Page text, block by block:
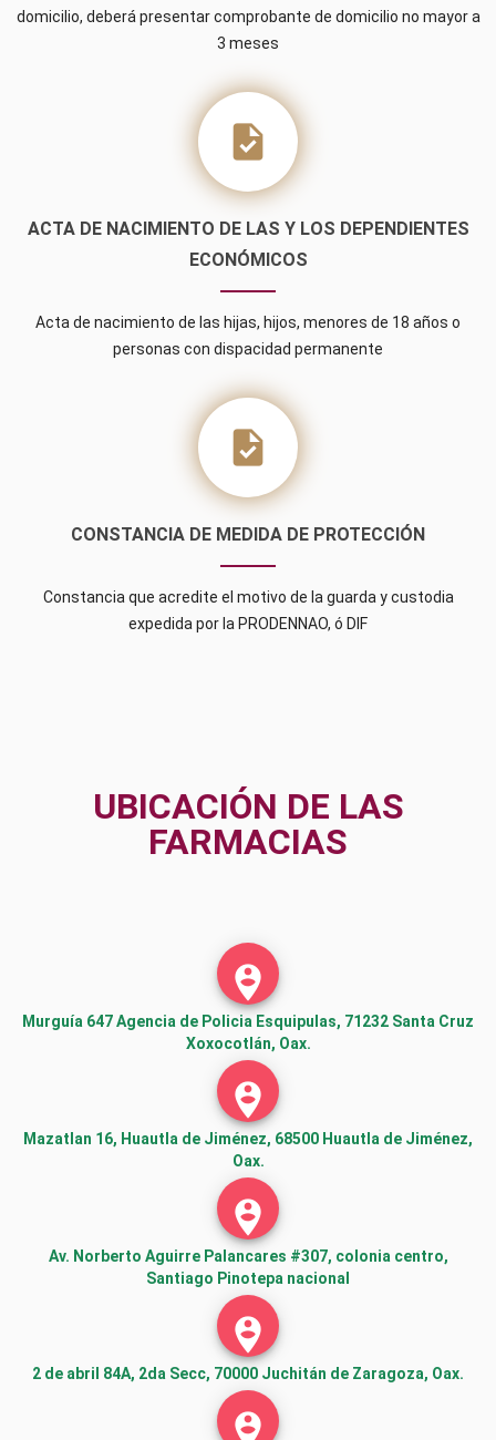
domicilio, deberá presentar comprobante de domicilio no mayor a
3 meses
task
ACTA DE NACIMIENTO DE LAS Y LOS DEPENDIENTES
ECONÓMICOS
Acta de nacimiento de las hijas, hijos, menores de 18 años o
personas con dispacidad permanente
task
CONSTANCIA DE MEDIDA DE PROTECCIÓN
Constancia que acredite el motivo de la guarda y custodia
expedida por la PRODENNAO, ó DIF
UBICACIÓN DE LAS
FARMACIAS
person_pin_circle
Murguía 647 Agencia de Policia Esquipulas, 71232 Santa Cruz
Xoxocotlán, Oax.
person_pin_circle
Mazatlan 16, Huautla de Jiménez, 68500 Huautla de Jiménez,
Oax.
person_pin_circle
Av. Norberto Aguirre Palancares #307, colonia centro,
Santiago Pinotepa nacional
person_pin_circle
2 de abril 84A, 2da Secc, 70000 Juchitán de Zaragoza, Oax.
person_pin_circle